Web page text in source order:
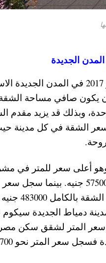
الجديدة
واستقرت وزارة الاسكان علي طرح 40 الف وحدة ضمن مشروع سكن مصر 2017 في المدن
سكن مصر النهائية وهي 115 متر ، علي ان يكون صافي
10% من إجمالي ثمن الوحدة، وبذلك قد يزيد
من بين 30 إلى 40 ألف جنيه، حسب سعر الشقة في كل
أعلى سعر للمتر في
مصر الجديد بنحو 5 آلاف جنيه للمتر ، بحيث يكون ثمن الوحدة 115 م2 نحو 575000 جنيه.
لشقق سكن مصر في مدينة 6 أكتوبر